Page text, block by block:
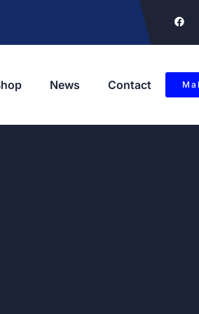
News Contact